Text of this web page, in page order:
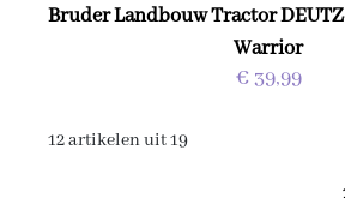
Bruder Landbouw Tractor
Warrior
€ 39,99
12 artikelen uit 19